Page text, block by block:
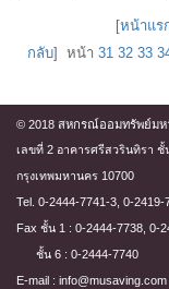
[หน้าแร
กลับ] หน้า 31 32 33
© 2018 สหกรณ์ออมทรัพย์ม
เลขที่ 2 อาคารศรีสวรินทิรา
กรุงเทพมหานคร 10700
Tel. 0-2444-7741-3, 0-
Fax ชั้น 1 : 0-2444-7738, 0-
ชั้น 6 : 0-2444-7740
E-mail : info@musaving.com